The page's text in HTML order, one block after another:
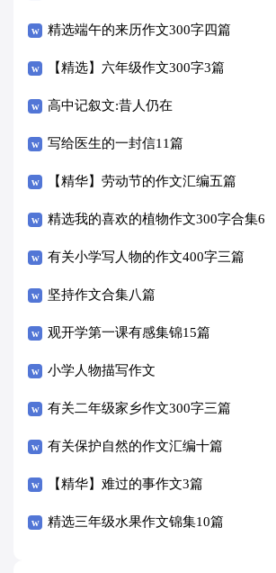
精选端午的来历作文300字四篇
【精选】六年级作文300字3篇
高中记叙文:昔人仍在
写给医生的一封信11篇
【精华】劳动节的作文汇编五篇
精选我的喜欢的植物作文300字合集6
篇
有关小学写人物的作文400字三篇
坚持作文合集八篇
观开学第一课有感集锦15篇
小学人物描写作文
有关二年级家乡作文300字三篇
有关保护自然的作文汇编十篇
【精华】难过的事作文3篇
精选三年级水果作文锦集10篇